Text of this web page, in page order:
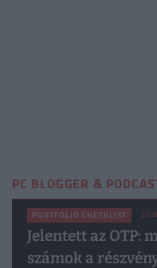
PC BLOGGER &
PORTFOLIO CHECKLIST
Jelentett az OTP:
számok a